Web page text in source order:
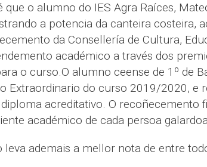
que o alumno do IES Agra Raíces,
a potencia da canteira costeira,
da Consellería de Cultura,
académico a través dos
o curso.O alumno ceense de 1º de
Extraordinario do curso 2019/2020, e
acreditativo. O recoñecemento
académico de cada persoa
leva ademais a mellor nota de entre